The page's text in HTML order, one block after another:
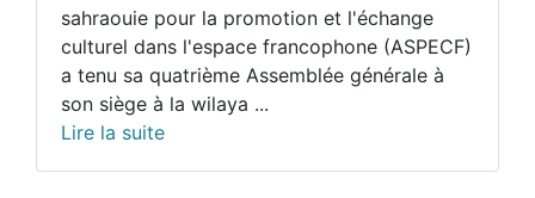
sahraouie pour la promotion et l'échange
culturel dans l'espace francophone (ASPECF)
a tenu sa quatrième Assemblée générale à
son siège à la wilaya ...
Lire la suite